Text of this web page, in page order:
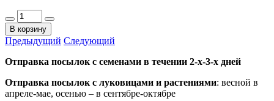
В корзину
Предыдущий Следующий
Отправка посылок с семенами в течении 2-х-3-х дней
Отправка посылок с луковицами и растениями: весной в
апреле-мае, осенью – в сентябре-октябре